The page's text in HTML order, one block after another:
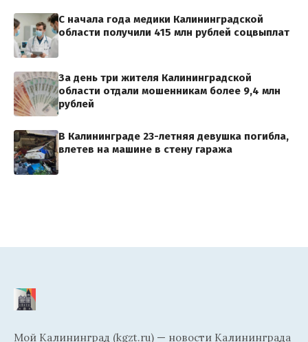
С начала года медики Калининградской
области получили 415 млн рублей соцвыплат
За день три жителя Калининградской
области отдали мошенникам более 9,4 млн
рублей
В Калининграде 23-летняя девушка погибла,
влетев на машине в стену гаража
Мой Калининград (kgzt.ru) — новости Калининграда